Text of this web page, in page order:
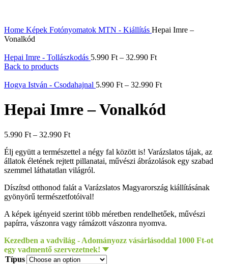
Home Képek Fotónyomatok MTN - Kiállítás Hepai Imre –
Vonalkód
Hepai Imre - Tollászkodás 5.990 Ft – 32.990 Ft
Back to products
Hogya István - Csodahajnal 5.990 Ft – 32.990 Ft
Hepai Imre – Vonalkód
5.990 Ft – 32.990 Ft
Élj együtt a természettel a négy fal között is! Varázslatos tájak, az
állatok életének rejtett pillanatai, művészi ábrázolások egy szabad
szemmel láthatatlan világról.
Díszítsd otthonod falát a Varázslatos Magyarország kiállításának
gyönyörű természetfotóival!
A képek igényeid szerint több méretben rendelhetőek, művészi
papírra, vászonra vagy rámázott vászonra nyomva.
Kezedben a vadvilág - Adományozz vásárlásoddal 1000 Ft-ot
egy vadmentő szervezetnek!
Típus